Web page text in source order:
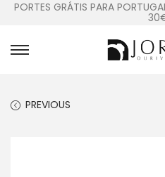
PORTES GRÁTIS PARA
PREVIOUS